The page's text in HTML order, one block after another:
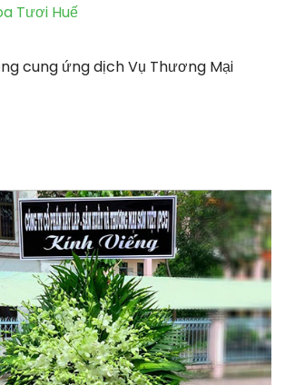
Tươi Huế
cung ứng dịch Vụ Thương Mại